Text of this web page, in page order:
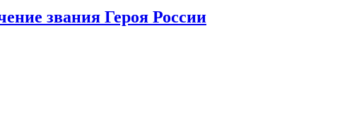
звания Героя России